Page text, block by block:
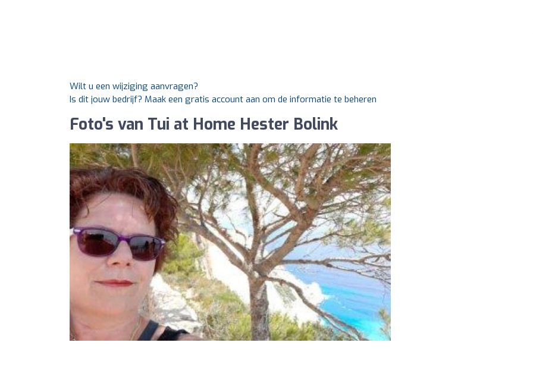
Wilt u een wijziging aanvragen?
Is dit jouw bedrijf? Maak een gratis account aan om de informatie te beheren
Foto's van Tui at Home Hester Bolink